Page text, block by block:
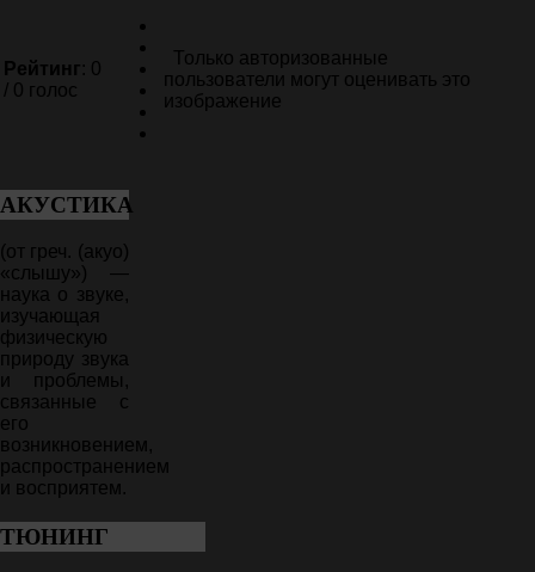
Рейтинг: 0
/ 0 голос
Только авторизованные
пользователи могут оценивать это
изображение
АКУСТИКА
(от греч. (акуо)
«слышу») —
наука о звуке,
изучающая
физическую
природу звука
и проблемы,
связанные с
его
возникновением,
распространением
и восприятем.
ТЮНИНГ